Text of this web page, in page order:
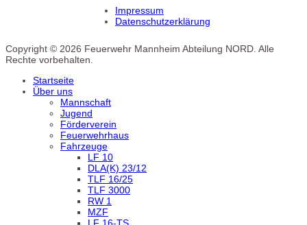
Impressum
Datenschutzerklärung
Copyright © 2026 Feuerwehr Mannheim Abteilung NORD. Alle
Rechte vorbehalten.
Startseite
Über uns
Mannschaft
Jugend
Förderverein
Feuerwehrhaus
Fahrzeuge
LF 10
DLA(K) 23/12
TLF 16/25
TLF 3000
RW 1
MZF
LF 16-TS